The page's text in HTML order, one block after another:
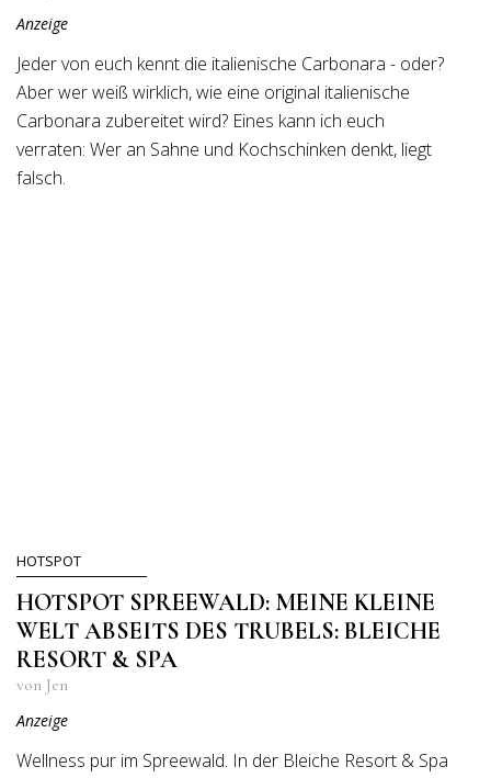
Anzeige
Jeder von euch kennt die italienische Carbonara - oder?
Aber wer weiß wirklich, wie eine original italienische
Carbonara zubereitet wird? Eines kann ich euch
verraten: Wer an Sahne und Kochschinken denkt, liegt
falsch.
HOTSPOT
HOTSPOT SPREEWALD: MEINE KLEINE
WELT ABSEITS DES TRUBELS: BLEICHE
RESORT & SPA
von Jen
Anzeige
Wellness pur im Spreewald. In der Bleiche Resort & Spa